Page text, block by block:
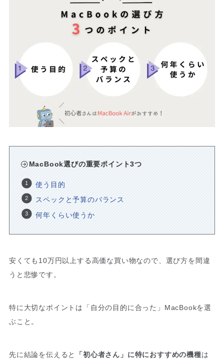
MacBook選びの重要ポイント3つ
使う目的
スペックと予算のバランス
何年くらい使うか
安くても10万円以上する高価な買い物なので、選び方を間違
うと悲惨です。
特に大切なポイントは「自分の目的に合った」MacBookを選
ぶこと。
先に結論を伝えると 「初心者さん」に特におすすめの機種は